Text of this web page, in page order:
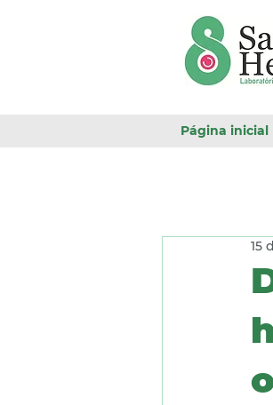
Página inicial
15